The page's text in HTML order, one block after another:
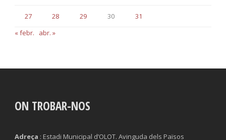
27 28 29 30
31
« febr.
abr. »
ON TROBAR-NOS
Adreça : Estadi Municipal d’OLOT. Avinguda dels Països